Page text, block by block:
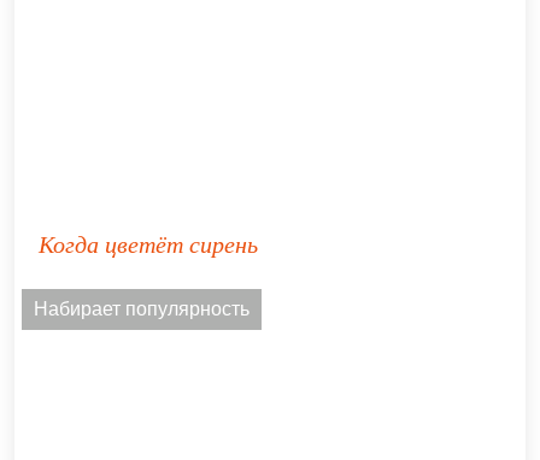
Когда цветёт сирень
Набирает популярность